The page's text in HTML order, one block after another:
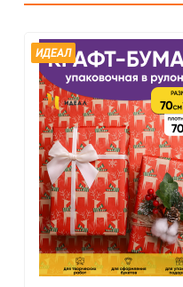
Сертификация
Особые условия
Минимальное количество
Единица измерения
ИДЕАЛ